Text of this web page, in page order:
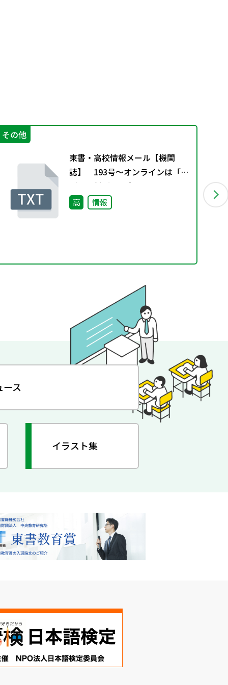
その他
東書・高校情報メール【機関
誌】 193号～オンラインは「会
話より対話」に向いている～
高 情報
ース
イラスト集